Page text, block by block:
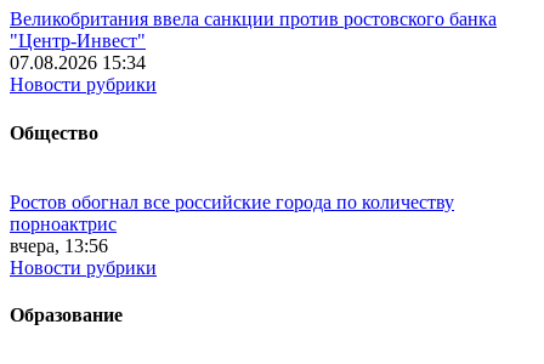
Великобритания ввела санкции против ростовского банка
"Центр-Инвест"
07.08.2026 15:34
Новости рубрики
Общество
Ростов обогнал все российские города по количеству
порноактрис
вчера, 13:56
Новости рубрики
Образование